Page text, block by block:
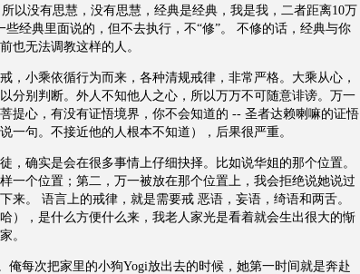
以没有思慧，没有思慧，经典是经典，我是我，二者距离10万
经典里面说的，但不去执行，不“修”。 不修的话，经典与你
也无法调教这样的人。
，小乘依循行为而来，各种清规戒律，非常严格。大乘从心，
分别判断。外人不知他人之心，所以万万不可随意诽谤。万一
提心，有没有证悟境界，你不会知道的 -- 圣者达赖喇嘛的证悟
一句。不接近他的人根本不知道），后果很严重。
，确实是会在很多事情上仔细抉择。比如说华姐的那个位置。
一个位置；第二，万一被放在那个位置上，我会拒绝说她说过
来。 语言上的戒律，就是需要戒 恶语，妄语，绮语和两舌。
），是什么方便什么来，我老人家光是看着就会生出很大的惭
。
俺每次把家里的小狗Yogi放出去的时候，她第一时间就是奔赴